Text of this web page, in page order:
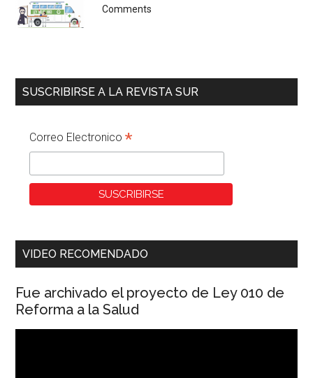
Comments
SUSCRIBIRSE A LA REVISTA SUR
Correo Electronico*
VIDEO RECOMENDADO
Fue archivado el proyecto de Ley 010 de
Reforma a la Salud